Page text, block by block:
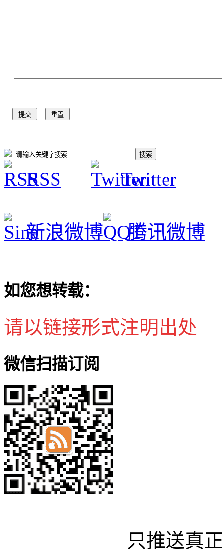
RSS Twitter
新浪微博 腾讯微博
如您想转载：
请以链接形式注明出处
微信扫描订阅
只推送真